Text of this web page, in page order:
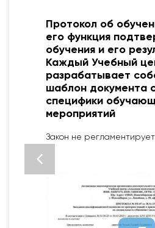
Протокол об
его функция
обучения и его
Каждый Учебный
разрабатывает
шаблон документа
специфики
мероприятий
Закон не